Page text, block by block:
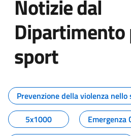
Notizie dal
Dipartimento
sport
Tutti i contenuti
Prevenzione della violenza
5x1000
Emergenza